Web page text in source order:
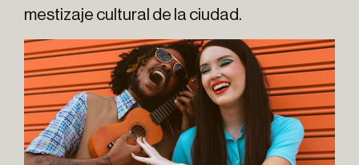
mestizaje cultural de la ciudad.